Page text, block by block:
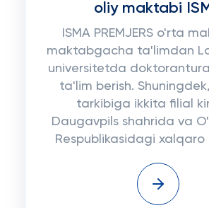
oliy maktabi
ISMA PREMJERS o'rta
maktabgacha ta'limdan
universitetda
ta'lim berish.
tarkibiga ikkita filial
Daugavpils shahrida va
Respublikasidagi xalqaro